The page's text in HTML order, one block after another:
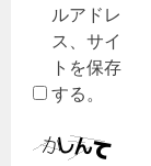
ルアドレ
ス、サイ
トを保存
する。